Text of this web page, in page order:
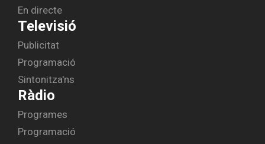
En directe
Televisió
Publicitat
Programació
Sintonitza'ns
Ràdio
Programes
Programació